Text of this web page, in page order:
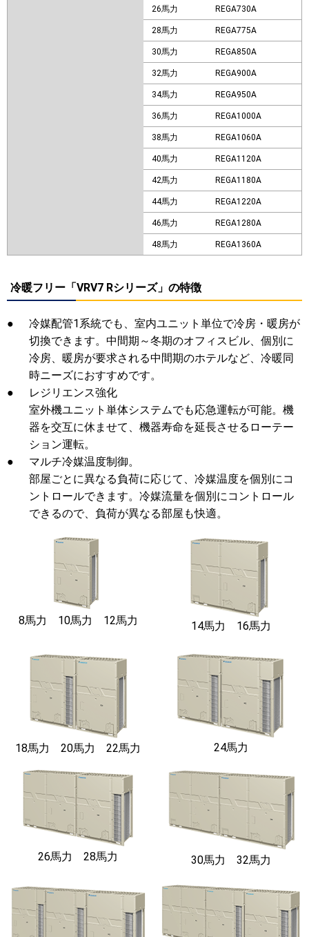
26馬力 REGA730A
28馬力 REGA775A
30馬力 REGA850A
32馬力 REGA900A
34馬力 REGA950A
36馬力 REGA1000A
38馬力 REGA1060A
40馬力 REGA1120A
42馬力 REGA1180A
44馬力 REGA1220A
46馬力 REGA1280A
48馬力 REGA1360A
冷暖フリー「VRV7 Rシリーズ」の特徴
●
冷媒配管1系統でも、室内ユニット単位で冷房・暖房が
切換できます。中間期～冬期のオフィスビル、個別に
冷房、暖房が要求される中間期のホテルなど、冷暖同
時ニーズにおすすめです。
●
レジリエンス強化
室外機ユニット単体システムでも応急運転が可能。機
器を交互に休ませて、機器寿命を延長させるローテー
ション運転。
●
マルチ冷媒温度制御。
部屋ごとに異なる負荷に応じて、冷媒温度を個別にコ
ントロールできます。冷媒流量を個別にコントロール
できるので、負荷が異なる部屋も快適。
8馬力 10馬力 12馬力 14馬力 16馬力
18馬力 20馬力 22馬力 24馬力
26馬力 28馬力 30馬力 32馬力